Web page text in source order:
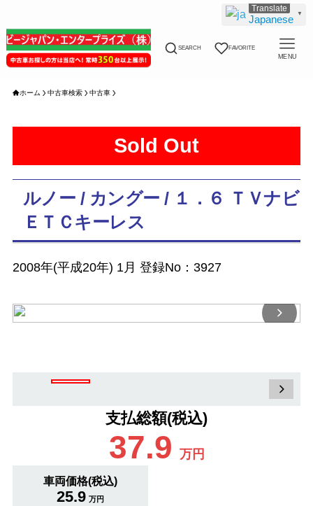
SEARCH FAVORITE
MENU
ホーム 中古車検索 中古車
Sold Out
ルノー / カングー / １．６ ＴＶナビ
ＥＴＣキーレス
2008年(平成20年) 1月 登録No：3927
支払総額(税込)
37.9 万円
車両価格(税込)
25.9 万円
Japanese ▼